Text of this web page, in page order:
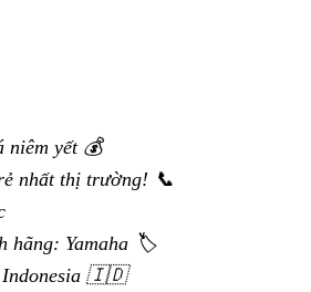
niêm yết 💰
nhất thị trường! 📞
hãng: Yamaha 🏷️
Indonesia 🇮🇩